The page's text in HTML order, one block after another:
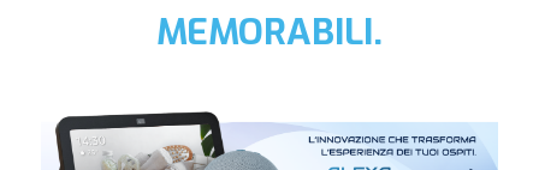
MEMORABILI.